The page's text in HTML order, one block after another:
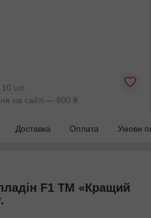
шт.
на сайті — 800 ₴
Доставка Оплата Умови
F1 ТМ «Кращий